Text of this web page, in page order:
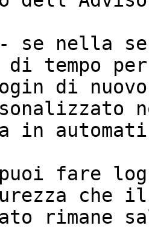
se nella
tempo
di
in
fare
che
rimane